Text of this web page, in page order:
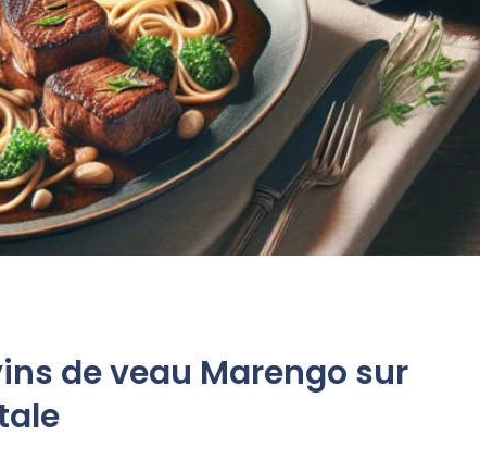
de veau Marengo sur